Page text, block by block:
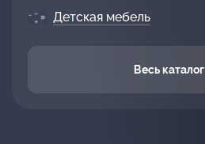
Детская мебель
Весь каталог